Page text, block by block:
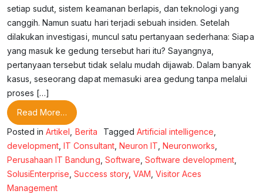
setiap sudut, sistem keamanan berlapis, dan teknologi yang
canggih. Namun suatu hari terjadi sebuah insiden. Setelah
dilakukan investigasi, muncul satu pertanyaan sederhana: Siapa
yang masuk ke gedung tersebut hari itu? Sayangnya,
pertanyaan tersebut tidak selalu mudah dijawab. Dalam banyak
kasus, seseorang dapat memasuki area gedung tanpa melalui
proses […]
Read More… from Memahami Visitor Access Management
Posted inArtikel Berita Tagged Artificial intelligence
development ,IT Consultant, Neuron IT ,Neuronworks
Perusahaan IT Bandung Software Software development
SolusiEnterprise ,Success story, VAM Visitor Aces
Management